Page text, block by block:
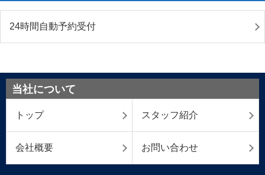
24時間自動予約受付
当社について
トップ スタッフ紹介
会社概要 お問い合わせ